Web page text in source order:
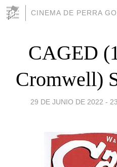
CINEMA DE PERRA
CAGED
Cromwell)
29 DE JUNIO DE 2022 -